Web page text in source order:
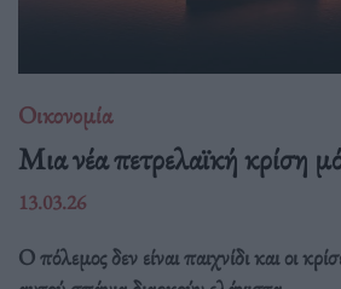
Οικονομία
Μια νέα πετρελαϊκή κρίση
13.03.26
Ο πόλεμος δεν είναι παιχνίδι και οι